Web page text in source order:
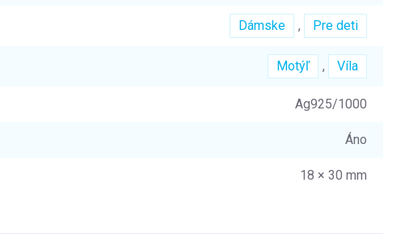
Dámske , Pre deti
Motýľ , Víla
Ag925/1000
Áno
18 × 30 mm